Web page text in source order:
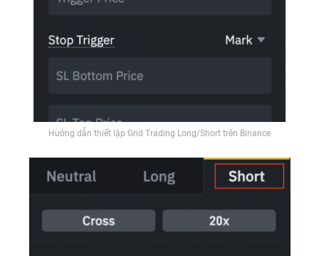
Hướng dẫn thiết lập Grid Trading Long/Short trên Binance